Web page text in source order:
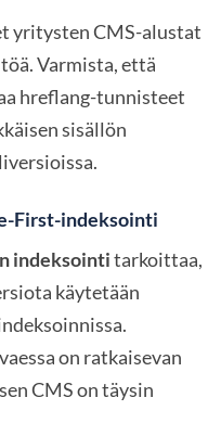
yritysten CMS-alustat
Varmista, että
hreflang-tunnisteet
sisällön
First-indeksointi
indeksointitarkoittaa,
käytetään
on ratkaisevan
CMS on täysin